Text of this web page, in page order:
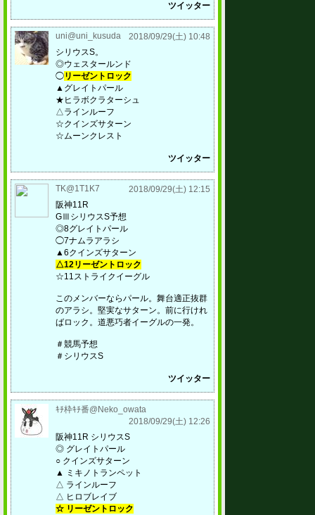
ツイッター
uni@uni_kusuda
2018/09/29(土) 10:48
シリウスS。
◎ウェスタールンド
◯リーゼントロック
▲グレイトパール
★ヒラボクラターシュ
△ラインルーフ
☆クインズサターン
☆ムーンクレスト
ツイッター
TK@1T1K7
2018/09/29(土) 12:15
阪神11R
GⅢシリウスS予想
◎8グレイトパール
◯7ナムラアラシ
▲6クインズサターン
△12リーゼントロック
☆11ストライクイーグル
このメンバーならパール。舞台適正抜群
のアラシ。堅実なサターン。前に行けれ
ばロック。道悪巧者イーグルの一発。
＃競馬予想
＃シリウスS
ツイッター
ｷﾁ枠ｷﾁ番@Neko_owata
2018/09/29(土) 12:26
阪神11R シリウスS
◎ グレイトパール
○ クインズサターン
▲ ミキノトランペット
△ ラインルーフ
△ ヒロブレイブ
☆ リーゼントロック